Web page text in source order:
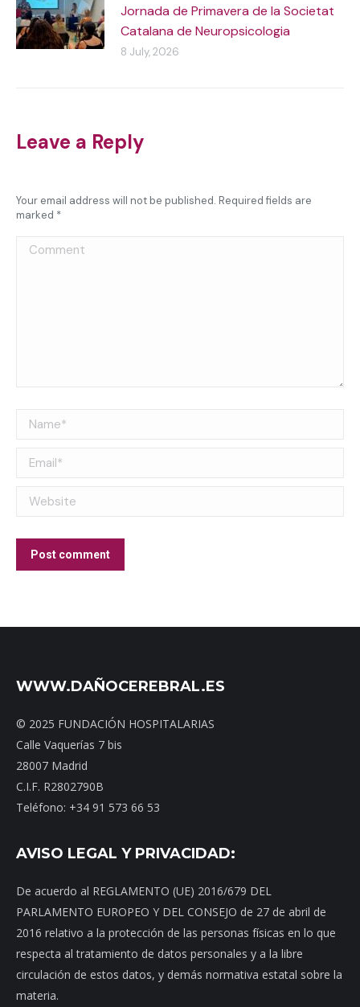
Jornada de Primavera de la Societat
Catalana de Neuropsicologia
8 July, 2026
Leave a Reply
Your email address will not be published. Required fields are
marked *
Comment
Name *
Email *
Website
Post comment
WWW.DAÑOCEREBRAL.ES
© 2025 FUNDACIÓN HOSPITALARIAS
Calle Vaquerías 7 bis
28007 Madrid
C.I.F. R2802790B
Teléfono: +34 91 573 66 53
AVISO LEGAL Y PRIVACIDAD:
De acuerdo al REGLAMENTO (UE) 2016/679 DEL
PARLAMENTO EUROPEO Y DEL CONSEJO de 27 de abril de
2016 relativo a la protección de las personas físicas en lo que
respecta al tratamiento de datos personales y a la libre
circulación de estos datos, y demás normativa estatal sobre la
materia.